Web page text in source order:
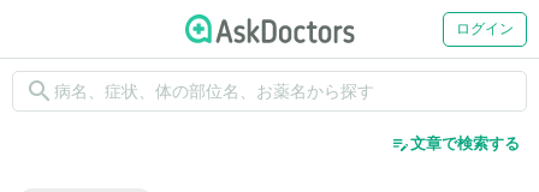
ログイン
search
edit_note文章で検索する